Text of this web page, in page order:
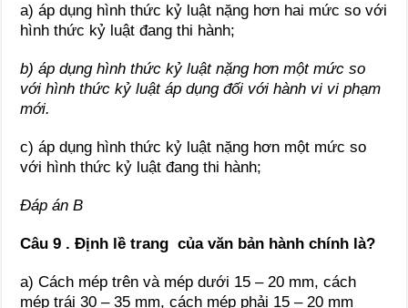
a) áp dụng hình thức kỷ luật nặng hơn hai mức so với
hình thức kỷ luật đang thi hành;
b) áp dụng hình thức kỷ luật nặng hơn một mức so
với hình thức kỷ luật áp dụng đối với hành vi vi phạm
mới.
c) áp dụng hình thức kỷ luật nặng hơn một mức so
với hình thức kỷ luật đang thi hành;
Đáp án B
Câu 9 . Định lề trang của văn bản hành chính là?
a) Cách mép trên và mép dưới 15 – 20 mm, cách
mép trái 30 – 35 mm, cách mép phải 15 – 20 mm